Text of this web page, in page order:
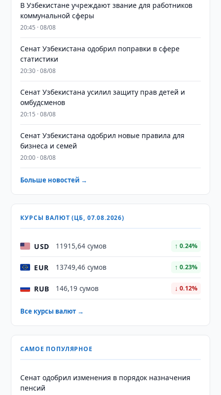
В Узбекистане учреждают звание для работников
коммунальной сферы
20:45 · 08/08
Сенат Узбекистана одобрил поправки в сфере
статистики
20:30 · 08/08
Сенат Узбекистана усилил защиту прав детей и
омбудсменов
20:15 · 08/08
Сенат Узбекистана одобрил новые правила для
бизнеса и семей
20:00 · 08/08
Больше новостей →
КУРСЫ ВАЛЮТ (ЦБ, 07.08.2026)
USD 11915,64 сумов ↑ 0.24%
EUR 13749,46 сумов ↑ 0.23%
RUB 146,19 сумов ↓ 0.12%
Все курсы валют →
САМОЕ ПОПУЛЯРНОЕ
Сенат одобрил изменения в порядок назначения
пенсий